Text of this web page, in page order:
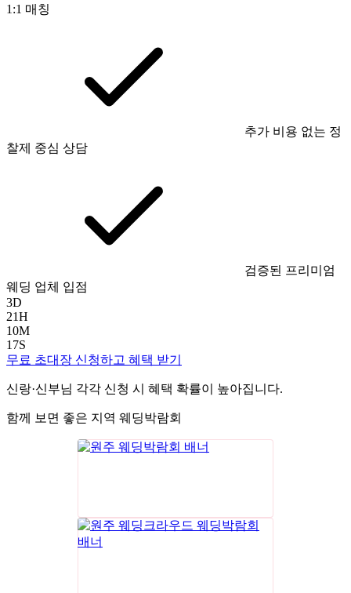
1:1 매칭
추가 비용 없는 정
찰제 중심 상담
검증된 프리미엄
웨딩 업체 입점
3D
21H
10M
16S
무료 초대장 신청하고 혜택 받기
신랑·신부님 각각 신청 시 혜택 확률이 높아집니다.
함께 보면 좋은 지역 웨딩박람회